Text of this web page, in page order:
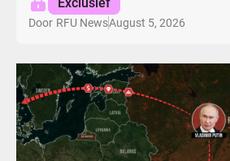
Exclusief
Door RFU NewsAugust 5, 2026